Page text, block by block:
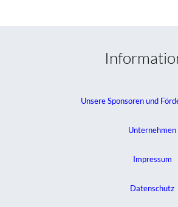
Unsere Sponsoren und
Unternehmen
Impressum
Datenschutz